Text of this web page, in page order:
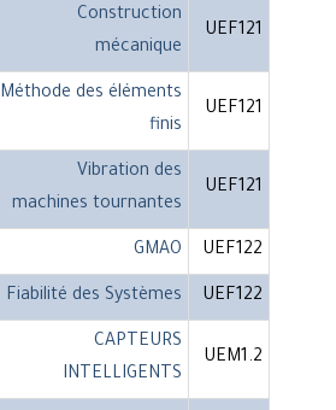
UEF121
Construction
mécanique
UEF121
Méthode des éléments
finis
UEF121
Vibration des
machines tournantes
UEF122
GMAO
UEF122
Fiabilité des Systèmes
UEM1.2
CAPTEURS
INTELLIGENTS